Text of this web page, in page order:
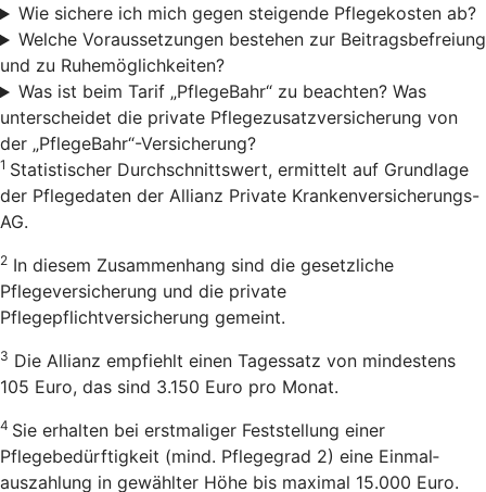
Wie sichere ich mich gegen steigende Pflegekosten ab?
Welche Voraussetzungen bestehen zur Beitragsbefreiung
und zu Ruhemöglichkeiten?
Was ist beim Tarif „PflegeBahr“ zu beachten? Was
unterscheidet die private Pflegezusatzversicherung von
der „PflegeBahr“-Versicherung?
1 Statistischer Durchschnittswert, ermittelt auf Grundlage
der Pflegedaten der Allianz Private Krankenversicherungs-
AG.
2 In diesem Zusammenhang sind die gesetzliche
Pflegeversicherung und die private
Pflegepflichtversicherung gemeint.
3 Die Allianz empfiehlt einen Tagessatz von mindestens
105 Euro, das sind 3.150 Euro pro Monat.
4 Sie erhalten bei erstmaliger Feststellung einer
Pflegebedürftigkeit (mind. Pflegegrad 2) eine Einmal­
auszahlung in gewählter Höhe bis maximal 15.000 Euro.